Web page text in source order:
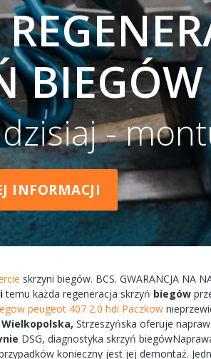
BIEGÓW
-
INFORMACJI
skrzyni biegów. BCS. GWARANCJA NA
temu każda regeneracja skrzyń biegów
peugeot 407 2.0 hdi Paczkow
Wielkopolska, Strzeszyńska oferuje
DSG, diagnostyka skrzyń
konieczny jest jej demontaż.